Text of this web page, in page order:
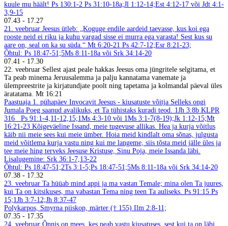
kuule mu häält! Ps 130:1-2 Ps 31:10-18a;Jl 1:12-14;Est 4:12-17 või Jdt 4:1-
3,9-15
07.43 - 17.27
21. veebruar Jeesus ütleb: „Koguge endile aardeid taevasse, kus koi ega
rooste neid ei riku ja kuhu vargad sisse ei murra ega varasta! Sest kus su
aare on, seal on ka su süda.“ Mt 6:20-21 Ps 42:7-12;Esr 8:21-23;
Õhtul: Ps 18:47-51;5Ms 8:11-18a või Srk 34:14-20
07.41 - 17.30
22. veebruar Sellest ajast peale hakkas Jeesus oma jüngritele selgitama, et
Ta peab minema Jeruusalemma ja palju kannatama vanemate ja
ülempreestrite ja kirjatundjate poolt ning tapetama ja kolmandal päeval üles
äratatama. Mt 16:21
Paastuaja 1. pühapäev Invocavit Jeesus - kiusatuste võitja Selleks ongi
Jumala Poeg saanud avalikuks, et Ta tühistaks kuradi teod. 1Jh 3:8b KLPR
316
Ps 91:1-4,11-12,15;1Ms 4:3-10 või 1Ms 3:1-7(8-19);Jk 1:12-15;Mt
16:21-23 Kõigeväeline Issand, meie tugevuse allikas. Hea ja kurja võitlus
käib nii meie sees kui meie ümber. Hoia meid kindlalt oma sõnas, julgusta
meid võitlema kurja vastu ning kui me langeme, siis tõsta meid jälle üles ja
tee meie hing terveks Jeesuse Kristuse, Sinu Poja, meie Issanda läbi.
Lisalugemine: Srk 36:1-7,13-22
Õhtul: Ps 18:47-51;2Ts 3:1-5;Ps 18:47-51;5Ms 8:11-18a või Srk 34:14-20
07.38 - 17.32
23. veebruar Ta hüüab mind appi ja ma vastan Temale; mina olen Ta juures,
kui Ta on kitsikuses, ma vabastan Tema ning teen Ta auliseks. Ps 91:15 Ps
15;1Jh 3:7-12;Jh 8:37-47
Polykarpos, Smyrna piiskop, märter († 155) Ilm 2:8-11;
07.35 - 17.35
24. veebruar Õnnis on mees, kes peab vastu kiusatuses, sest kui ta on läbi